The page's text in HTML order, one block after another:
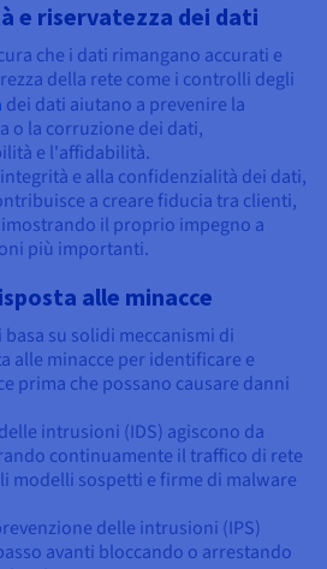
e riservatezza dei dati
che i dati rimangano accurati e
della rete come i controlli degli
dei dati aiutano a prevenire la
o la corruzione dei dati,
e l'affidabilità.
e alla confidenzialità dei dati,
a creare fiducia tra clienti,
il proprio impegno a
più importanti.
alle minacce
su solidi meccanismi di
alle minacce per identificare e
prima che possano causare danni
intrusioni (IDS) agiscono da
continuamente il traffico di rete
modelli sospetti e firme di malware
delle intrusioni (IPS)
avanti bloccando o arrestando